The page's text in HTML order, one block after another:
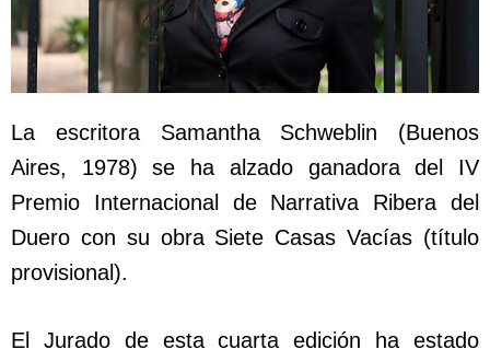
La escritora Samantha Schweblin (Buenos
Aires, 1978) se ha alzado ganadora del IV
Premio Internacional de Narrativa Ribera del
Duero con su obra Siete Casas Vacías (título
provisional).
El Jurado de esta cuarta edición ha estado